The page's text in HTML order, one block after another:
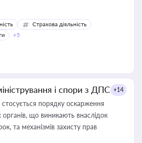
Страхова діяльність
+5
і спори з ДПС +14
стосується порядку оскарження
що виникають внаслідок
та механізмів захисту прав